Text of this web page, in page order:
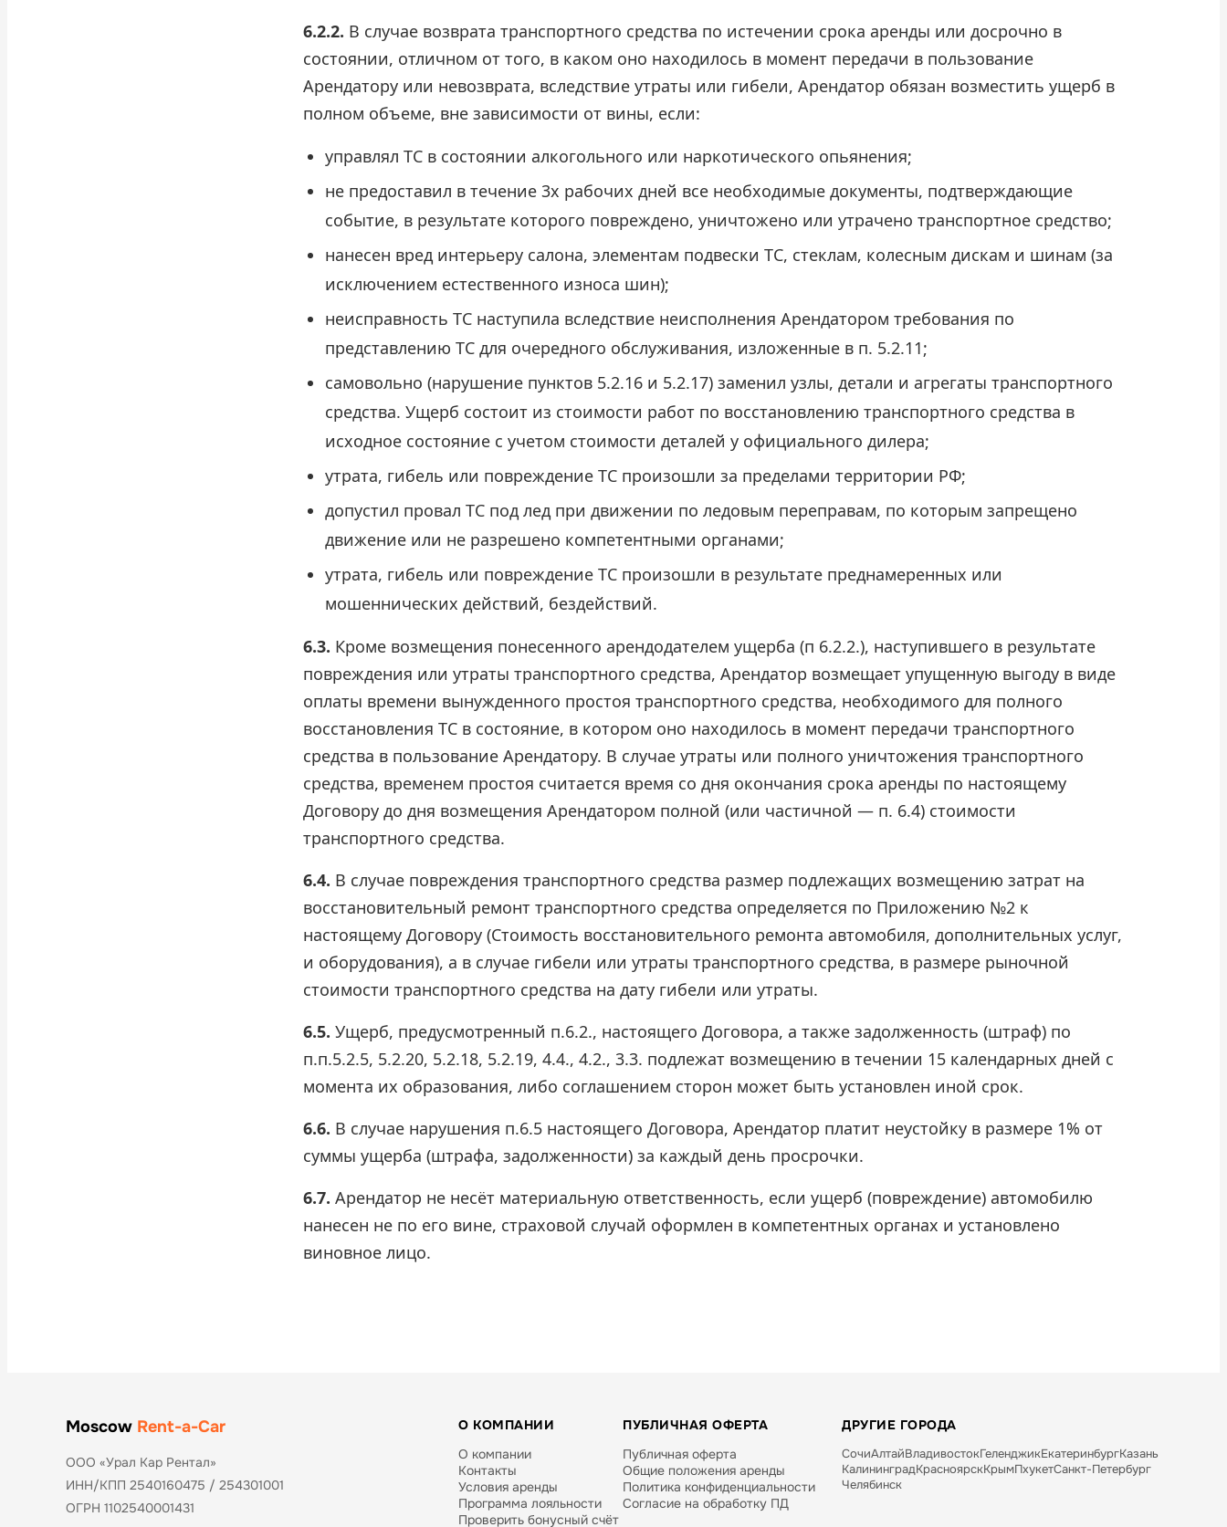
6.2.2. В случае возврата транспортного средства по истечении срока аренды или досрочно в
состоянии, отличном от того, в каком оно находилось в момент передачи в пользование
Арендатору или невозврата, вследствие утраты или гибели, Арендатор обязан возместить ущерб в
полном объеме, вне зависимости от вины, если:
управлял ТС в состоянии алкогольного или наркотического опьянения;
не предоставил в течение 3х рабочих дней все необходимые документы, подтверждающие
событие, в результате которого повреждено, уничтожено или утрачено транспортное средство;
нанесен вред интерьеру салона, элементам подвески ТС, стеклам, колесным дискам и шинам (за
исключением естественного износа шин);
неисправность ТС наступила вследствие неисполнения Арендатором требования по
представлению ТС для очередного обслуживания, изложенные в п. 5.2.11;
самовольно (нарушение пунктов 5.2.16 и 5.2.17) заменил узлы, детали и агрегаты транспортного
средства. Ущерб состоит из стоимости работ по восстановлению транспортного средства в
исходное состояние с учетом стоимости деталей у официального дилера;
утрата, гибель или повреждение ТС произошли за пределами территории РФ;
допустил провал ТС под лед при движении по ледовым переправам, по которым запрещено
движение или не разрешено компетентными органами;
утрата, гибель или повреждение ТС произошли в результате преднамеренных или
мошеннических действий, бездействий.
6.3. Кроме возмещения понесенного арендодателем ущерба (п 6.2.2.), наступившего в результате
повреждения или утраты транспортного средства, Арендатор возмещает упущенную выгоду в виде
оплаты времени вынужденного простоя транспортного средства, необходимого для полного
восстановления ТС в состояние, в котором оно находилось в момент передачи транспортного
средства в пользование Арендатору. В случае утраты или полного уничтожения транспортного
средства, временем простоя считается время со дня окончания срока аренды по настоящему
Договору до дня возмещения Арендатором полной (или частичной — п. 6.4) стоимости
транспортного средства.
6.4. В случае повреждения транспортного средства размер подлежащих возмещению затрат на
восстановительный ремонт транспортного средства определяется по Приложению №2 к
настоящему Договору (Стоимость восстановительного ремонта автомобиля, дополнительных услуг,
и оборудования), а в случае гибели или утраты транспортного средства, в размере рыночной
стоимости транспортного средства на дату гибели или утраты.
6.5. Ущерб, предусмотренный п.6.2., настоящего Договора, а также задолженность (штраф) по
п.п.5.2.5, 5.2.20, 5.2.18, 5.2.19, 4.4., 4.2., 3.3. подлежат возмещению в течении 15 календарных дней с
момента их образования, либо соглашением сторон может быть установлен иной срок.
6.6. В случае нарушения п.6.5 настоящего Договора, Арендатор платит неустойку в размере 1% от
суммы ущерба (штрафа, задолженности) за каждый день просрочки.
6.7. Арендатор не несёт материальную ответственность, если ущерб (повреждение) автомобилю
нанесен не по его вине, страховой случай оформлен в компетентных органах и установлено
виновное лицо.
Moscow Rent-a-Car
ООО «Урал Кар Рентал»
ИНН/КПП 2540160475 / 254301001
ОГРН 1102540001431
О КОМПАНИИ
О компании
Контакты
Условия аренды
Программа лояльности
Проверить бонусный счёт
ПУБЛИЧНАЯ ОФЕРТА
Публичная оферта
Общие положения аренды
Политика конфиденциальности
Согласие на обработку ПД
ДРУГИЕ ГОРОДА
СочиАлтайВладивостокГеленджикЕкатеринбургКазань
КалининградКрасноярскКрымПхукетСанкт-Петербург
Челябинск